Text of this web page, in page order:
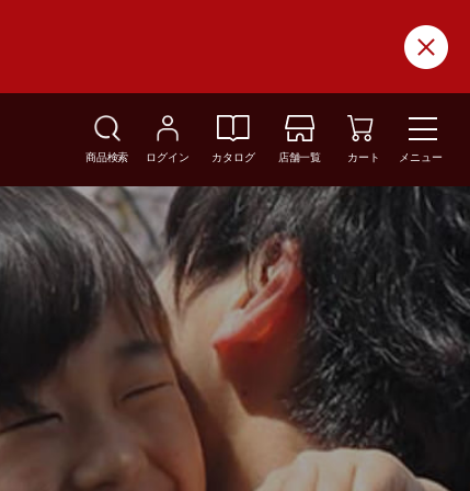
商品検索 ログイン カタログ 店舗一覧 カート メニュー